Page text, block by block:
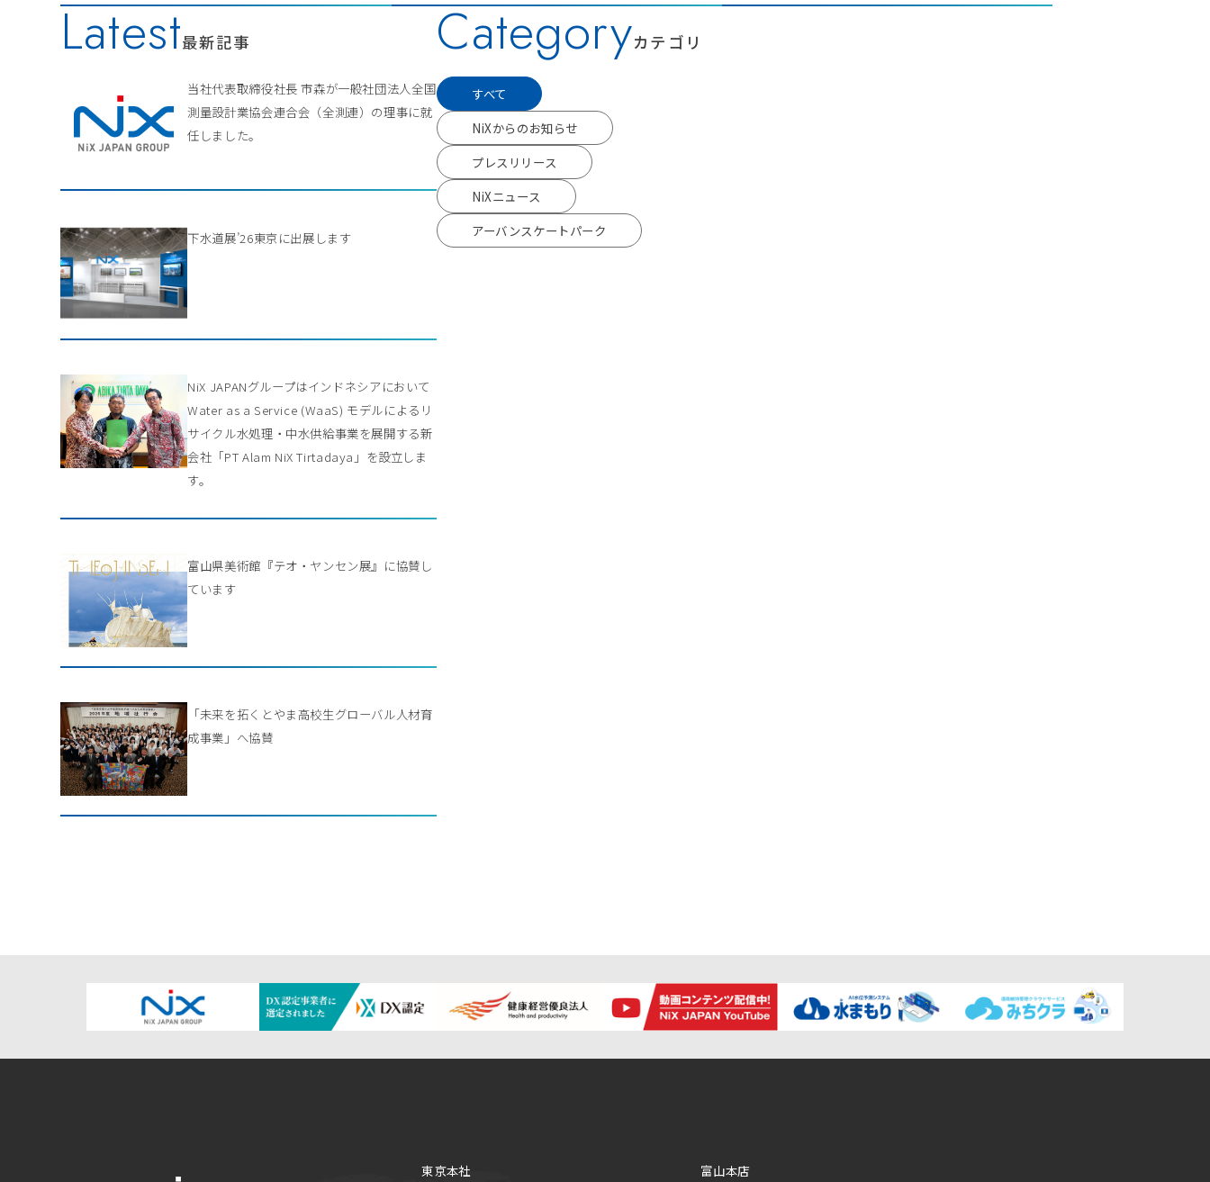
Latest最新記事
当社代表取締役社長 市森が一般社団法人全国
測量設計業協会連合会（全測連）の理事に就
任しました。
下水道展’26東京に出展します
NiX JAPANグループはインドネシアにおいて
Water as a Service (WaaS) モデルによるリ
サイクル水処理・中水供給事業を展開する新
会社「PT Alam NiX Tirtadaya」を設立しま
す。
富山県美術館『テオ・ヤンセン展』に協賛し
ています
「未来を拓くとやま高校生グローバル人材育
成事業」へ協賛
Categoryカテゴリ
すべて
NiXからのお知らせ
プレスリリース
NiXニュース
アーバンスケートパーク
東京本社 富山本店